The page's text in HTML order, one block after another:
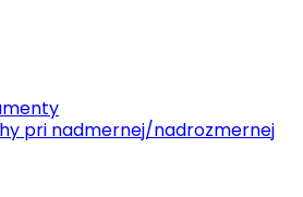
pri nadmernej/nadrozmernej